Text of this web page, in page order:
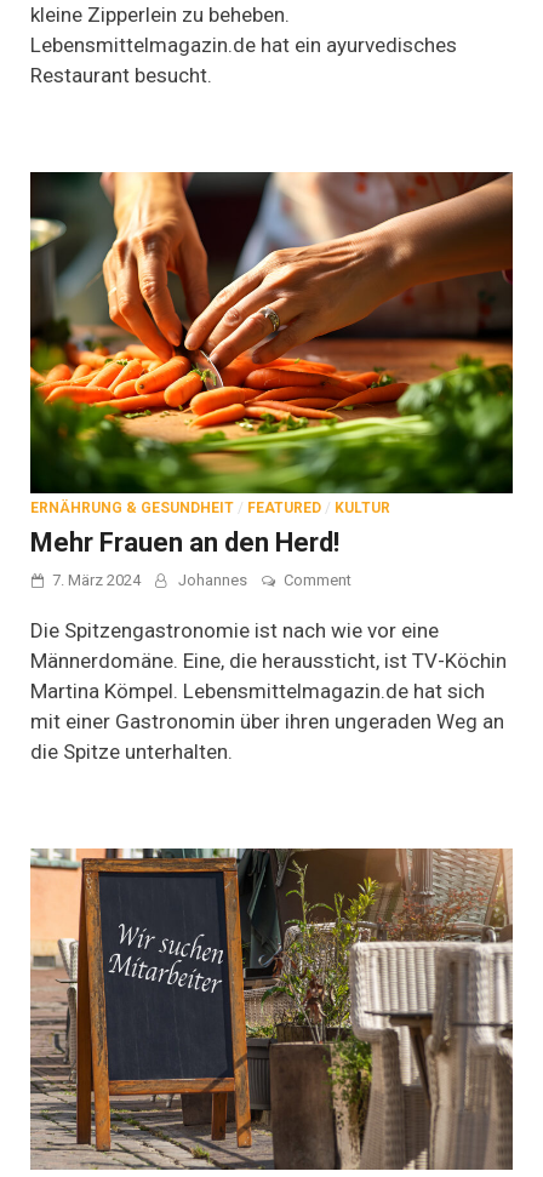
kleine Zipperlein zu beheben.
Lebensmittelmagazin.de hat ein ayurvedisches
Restaurant besucht.
ERNÄHRUNG & GESUNDHEIT / FEATURED / KULTUR
Mehr Frauen an den Herd!
7. März 2024 Johannes Commenton
den
Herd!
Die Spitzengastronomie ist nach wie vor eine
Männerdomäne. Eine, die heraussticht, ist TV-Köchin
Martina Kömpel. Lebensmittelmagazin.de hat sich
mit einer Gastronomin über ihren ungeraden Weg an
die Spitze unterhalten.